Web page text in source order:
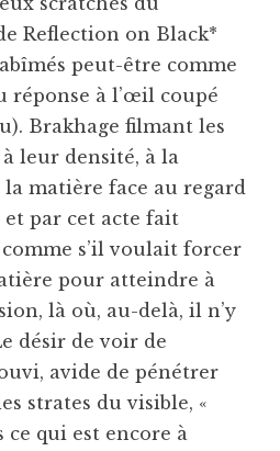
Reflection on Black*
peut-être comme
réponse à l’œil coupé
Brakhage filmant les
leur densité, à la
matière face au regard
et par cet acte fait
s’il voulait forcer
pour atteindre à
là où, au-delà, il n’y
désir de voir de
avide de pénétrer
strates du visible, «
qui est encore à